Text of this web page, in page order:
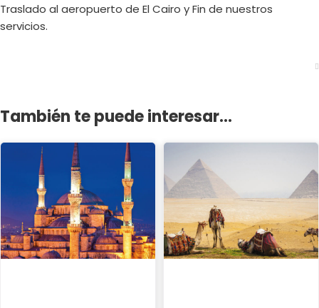
Traslado al aeropuerto de El Cairo y Fin de nuestros
servicios.
También te puede interesar...